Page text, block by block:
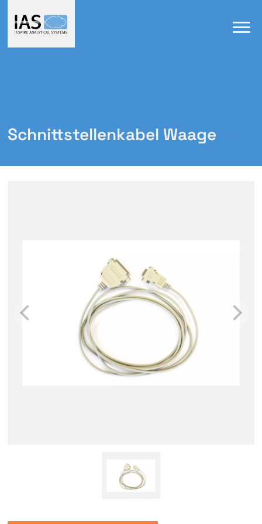
Schnittstellenkabel Waage